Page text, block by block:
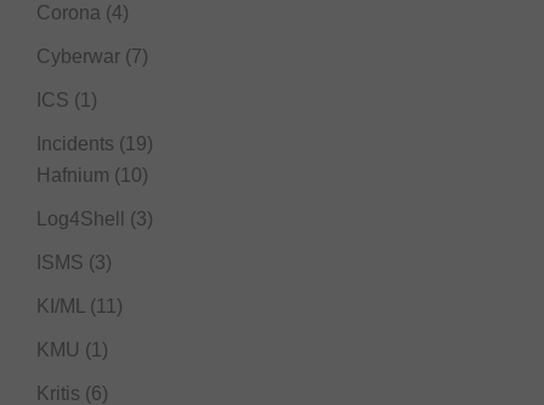
Corona (4)
Cyberwar (7)
ICS (1)
Incidents (19)
Hafnium (10)
Log4Shell (3)
ISMS (3)
KI/ML (11)
KMU (1)
Kritis (6)